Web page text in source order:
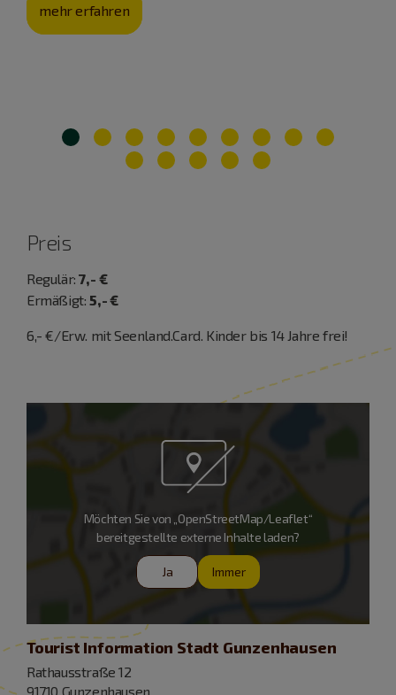
mehr erfahren
Preis
Regulär:7,- €
Ermäßigt: 5,- €
6,- €/Erw. mit Seenland.Card. Kinder bis 14 Jahre frei!
Möchten Sie von „OpenStreetMap/Leaflet“
bereitgestellte externe Inhalte laden?
Ja Immer
Tourist Information Stadt Gunzenhausen
Rathausstraße 12
91710 Gunzenhausen